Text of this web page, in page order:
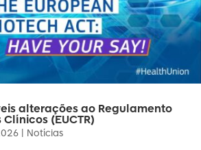
alterações ao Regulamento
(EUCTR)
Notícias